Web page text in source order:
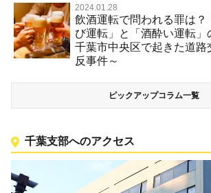
2024.01.28
飲酒運転で問われる罪は？
び運転」と「酒酔い運転」
千葉市中央区で起きた道路
反事件～
ピックアップコラム一覧
千葉支部へのアクセス